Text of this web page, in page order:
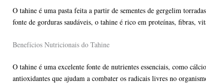
O tahine é uma pasta feita a partir de sementes de gergelim
fonte de gorduras saudáveis, o tahine é rico em proteínas, fibras,
Benefícios Nutricionais do Tahine
O tahine é uma excelente fonte de nutrientes essenciais, como
antioxidantes que ajudam a combater os radicais livres no